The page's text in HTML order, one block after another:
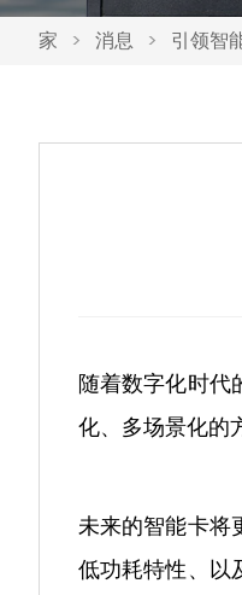
家 > 消息 > 引领智
随着数字化时代
化、多场景化的
未来的智能卡将
低功耗特性、以